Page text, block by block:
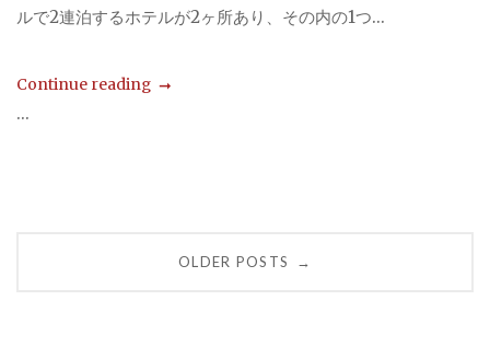
ルで2連泊するホテルが2ヶ所あり、その内の1つ...
Continue reading
...
OLDER POSTS →